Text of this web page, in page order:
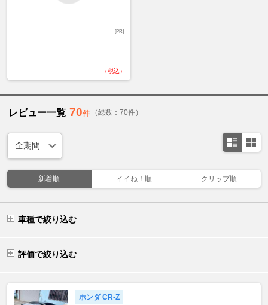
[PR]
（税込）
レビュー一覧 70件 （総数：70件）
新着順 イイね！順 クリップ順
車種で絞り込む
評価で絞り込む
ホンダ CR-Z